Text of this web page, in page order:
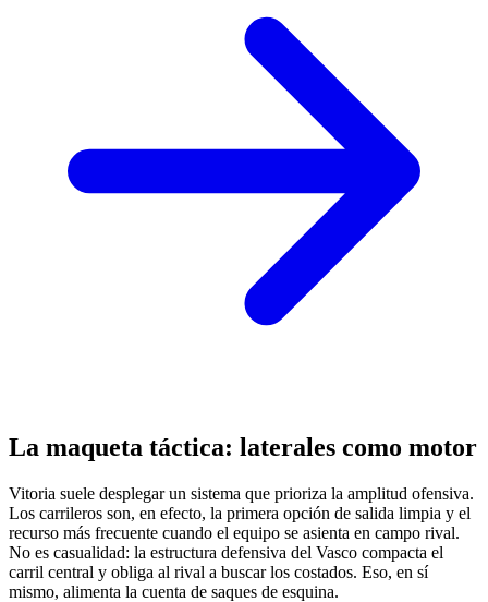
La maqueta táctica: laterales como motor
Vitoria suele desplegar un sistema que prioriza la amplitud ofensiva.
Los carrileros son, en efecto, la primera opción de salida limpia y el
recurso más frecuente cuando el equipo se asienta en campo rival.
No es casualidad: la estructura defensiva del Vasco compacta el
carril central y obliga al rival a buscar los costados. Eso, en sí
mismo, alimenta la cuenta de saques de esquina.